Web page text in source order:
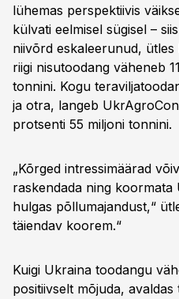
lühemas perspektiivis
külvati eelmisel sügisel –
niivõrd eskaleerunud,
riigi nisutoodang väheneb
tonnini. Kogu
ja otra, langeb
protsenti 55 miljoni tonnini.
„Kõrged intressimäärad
raskendada ning koormata
hulgas põllumajandust,“
täiendav koorem.“
Kuigi Ukraina toodangu
positiivselt mõjuda,